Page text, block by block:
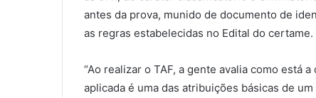
antes da prova, munido de documento de
as regras estabelecidas no Edital do certame.
“Ao realizar o TAF, a gente avalia como está
aplicada é uma das atribuições básicas de